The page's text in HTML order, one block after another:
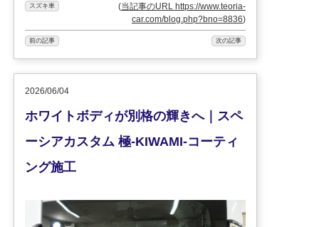
スズキ車 (当記事のURL https://www.teoria-
car.com/blog.php?bno=8836)
前の記事 次の記事
2026/06/04
ホワイトボディが別格の輝きへ｜スペ
ーシアカスタム 極-KIWAMI-コーティ
ング施工